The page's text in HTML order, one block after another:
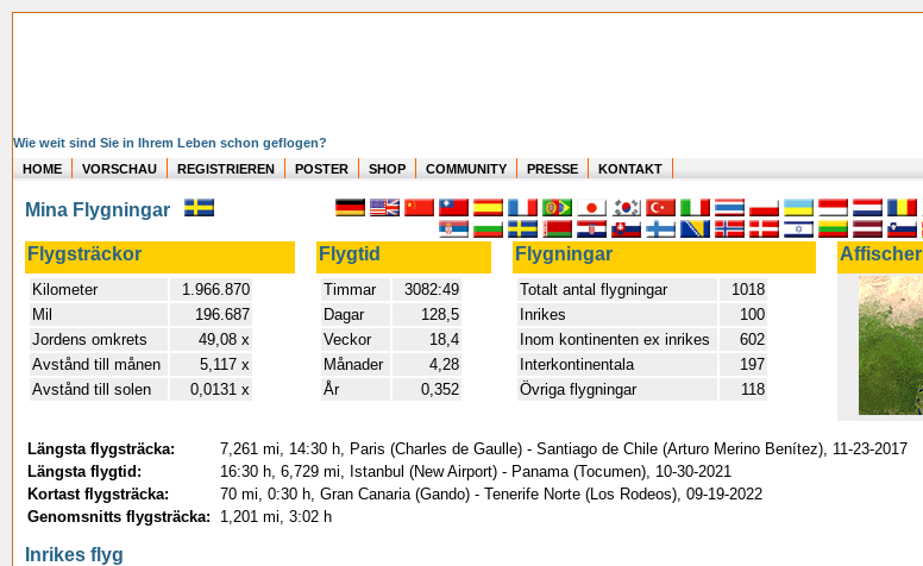
Wie weit sind Sie in Ihrem Leben schon geflogen?
HOME
VORSCHAU REGISTRIEREN POSTER SHOP COMMUNITY PRESSE KONTAKT
Mina Flygningar
Flygsträckor Flygtid Flygningar Affischer
Kilometer
1.966.870
Mil
196.687
Jordens omkrets
49,08 x
Avstånd till månen
5,117 x
Avstånd till solen
0,0131 x
Timmar
3082:49
Dagar
128,5
Veckor
18,4
Månader
4,28
År
0,352
Totalt antal flygningar
1018
Inrikes
100
Inom kontinenten ex inrikes
602
Interkontinentala
197
Övriga flygningar
118
Längsta flygsträcka:
7,261 mi, 14:30 h, Paris (Charles de Gaulle) - Santiago de Chile (Arturo Merino Benítez), 11-23-2017
Längsta flygtid:
16:30 h, 6,729 mi, Istanbul (New Airport) - Panama (Tocumen), 10-30-2021
Kortast flygsträcka:
70 mi, 0:30 h, Gran Canaria (Gando) - Tenerife Norte (Los Rodeos), 09-19-2022
Genomsnitts flygsträcka:
1,201 mi, 3:02 h
Inrikes flyg